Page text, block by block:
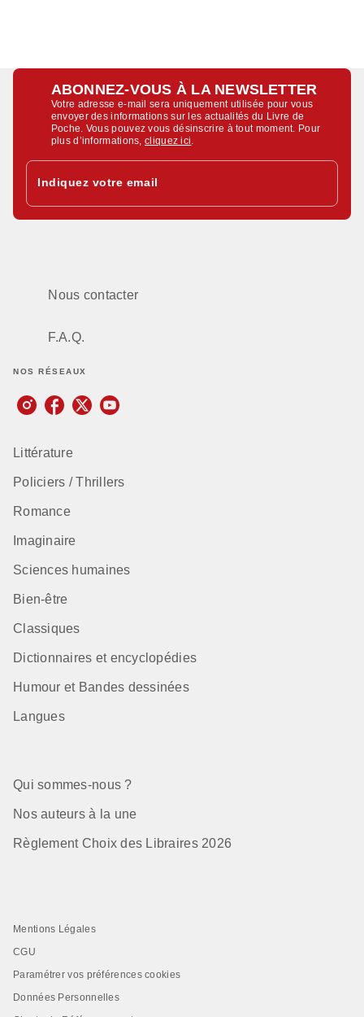
ABONNEZ-VOUS À LA NEWSLETTER
Votre adresse e-mail sera uniquement utilisée pour vous
envoyer des informations sur les actualités du Livre de
Poche. Vous pouvez vous désinscrire à tout moment. Pour
plus d’informations,cliquez ici
Indiquez votre email
Nous contacter
F.A.Q.
NOS RÉSEAUX
Littérature
Policiers / Thrillers
Romance
Imaginaire
Sciences humaines
Bien-être
Classiques
Dictionnaires et encyclopédies
Humour et Bandes dessinées
Langues
Qui sommes-nous ?
Nos auteurs à la une
Règlement Choix des Libraires 2026
Mentions Légales
CGU
Paramétrer vos préférences cookies
Données Personnelles